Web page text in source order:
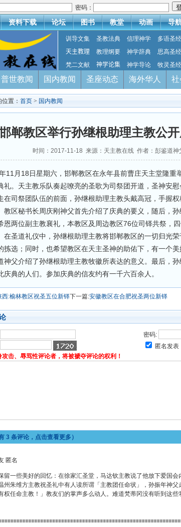
密码：
资料下载 论坛 图书 教堂 动画 导
训导文集 圣教法典 信理神学 多语圣经
天主教理
教理纲要 神学辞典 思高圣经
梵二文献
神学论集 神学导论 牧灵圣经
普世教闻 国内教闻 圣座动态 海外华人 社
置： 首页 > 国内教闻
郸教区举行孙继根助理主教公
时间：2017-11-18 来源：天主教在线 作者：彭鉴道神
11月18日星期六，邯郸教区在永年县前曹庄天主堂隆重
礼。天主教乐队奏起嘹亮的圣歌为司祭团开道，圣神安
在司祭团队伍的前面，孙继根助理主教头戴高冠，手握
教区秘书长周庆刚神父首先介绍了庆典的要义，随后，
恩两位副主教襄礼，本教区及周边教区76位司铎共祭，
在圣道礼仪中，孙继根助理主教将邯郸教区的一切归光
拣选；同时，也希望教区在天主圣神的助佑下，有一个美
神父介绍了孙继根助理主教牧徽所表达的意义。最后，
庆典的人们。参加庆典的信友约有一千六百余人。
西:榆林教区祝圣五位新铎下一篇:安徽教区在合肥祝圣两位新铎
密码:
匿名发表
攻击、辱骂性评论者，将被褫夺评论的权利！
3 条评论，点击查看更多）
匿名
留一些美好的回忆：在徐家汇圣堂，马达钦主教说了他放下爱国
州朱维方主教祝圣礼中有人读所谓「主教团任命状」，孙振年神
权任命主教！」教友们的掌声多么动人。难道梵蒂冈没有听到这些